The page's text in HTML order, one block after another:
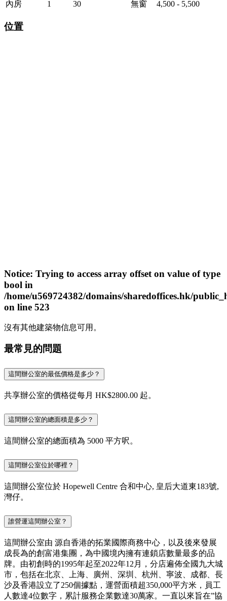
內房 1 30 無窗 4,500 - 5,500
位置
Notice: Trying to access array offset on value of type
bool in
/home/u569724382/domains/sharedoffices.hk/
on line 523
沒有其他建築物信息可用。
最常見的問題
這間辦公室的最低價格是多少？
共享辦公室的價格從每月 HK$2800.00 起。
這間辦公室的總面積是多少？
這間辦公室的總面積為 5000 平方呎。
這間辦公室位於哪裡？
這間辦公室位於 Hopewell Centre 合和中心, 皇后大道東183號,
灣仔。
誰營運這間辦公室？
這間辦公室由 源自香港的拓業國際商務中心，以及後來發展
成長為的創富港集團，為中國境內擁有連鎖店數量最多的品
牌。由初創時的1995年起至2022年12月，分店遍佈全國九大城
市，包括在北京、上海、廣州、深圳、杭州、寧波、成都、長
沙及香港設立了250個據點，運營面積超350,000平方米，員工
人數達4位數字，累計服務企業數達30萬家。一直以來旨在”協